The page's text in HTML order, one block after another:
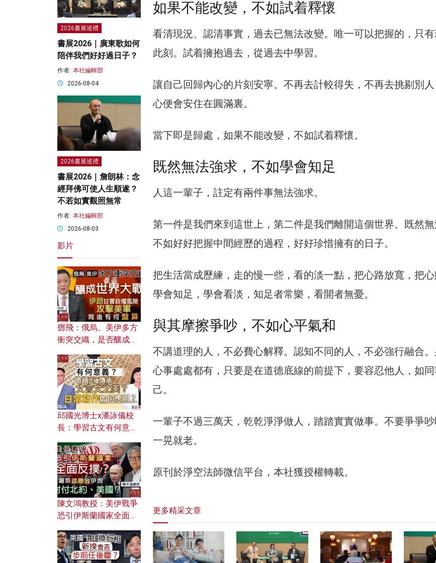
如果不能改變，不如試着釋懷
看清現況、認清事實，過去已無法改變。唯一可以把握的，只
此刻。試着擁抱過去，從過去中學習。
讓自己回歸內心的片刻安寧。不再去計較得失，不再去挑剔別
心便會安住在圓滿裏。
當下即是歸處，如果不能改變，不如試着釋懷。
既然無法強求，不如學會知足
人這一輩子，註定有兩件事無法強求。
第一件是我們來到這世上，第二件是我們離開這個世界。既然無
不如好好把握中間經歷的過程，好好珍惜擁有的日子。
把生活當成歷練，走的慢一些，看的淡一點，把心路放寬，把心
學會知足，學會看淡，知足者常樂，看開者無憂。
與其摩擦爭吵，不如心平氣和
不講道理的人，不必費心解釋。認知不同的人，不必強行融合
心事處處都有，只要是在道德底線的前提下，要容忍他人，如同
己。
一輩子不過三萬天，乾乾淨淨做人，踏踏實實做事。不要爭爭
一晃就老。
原刊於淨空法師微信平台，本社獲授權轉載。
更多精采文章
2026書展巡禮
書展2026｜廣東歌如何
陪伴我們好好過日子？
作者: 本社編輯部
2026-08-04
2026書展巡禮
書展2026｜詹朗林：念
經拜佛可使人生順遂？
不若如實觀照無常
作者: 本社編輯部
2026-08-03
影片
鄧飛：俄烏、美伊多方
衝突交織，是否釀成世
風險攻擊美軍，背後有
何盤算？
邱國光博士x潘詠儀校
長：學習古文有何意
文之美？ 日常寫作如何
應用？
陳文鴻教授：美伊戰爭
恐引伊斯蘭國家全面反
對付北約美國？